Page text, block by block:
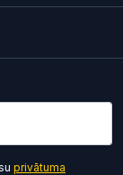
privātuma